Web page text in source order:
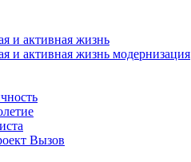
и активная жизнь
и активная жизнь модернизация
Вызов